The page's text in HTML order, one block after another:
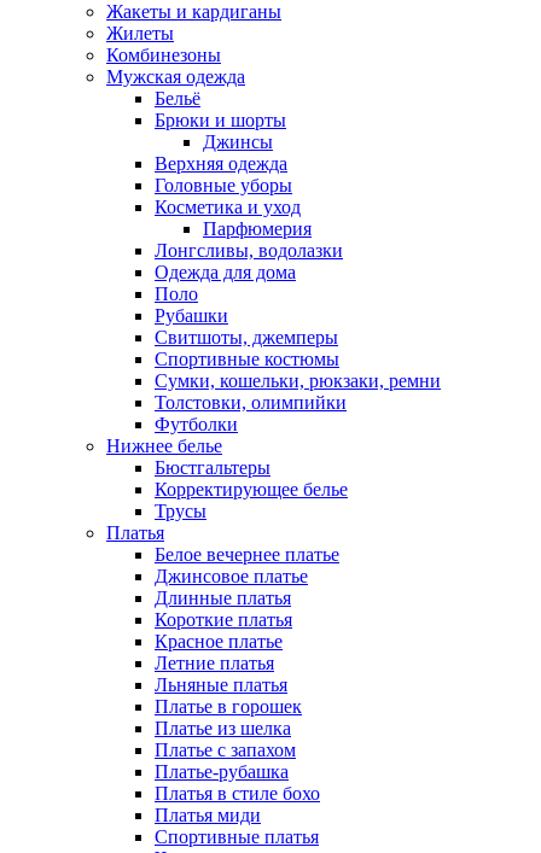
Жакеты и кардиганы
Жилеты
Комбинезоны
Мужская одежда
Бельё
Брюки и шорты
Джинсы
Верхняя одежда
Головные уборы
Косметика и уход
Парфюмерия
Лонгсливы, водолазки
Одежда для дома
Поло
Рубашки
Свитшоты, джемперы
Спортивные костюмы
Сумки, кошельки, рюкзаки, ремни
Толстовки, олимпийки
Футболки
Нижнее белье
Бюстгальтеры
Корректирующее белье
Трусы
Платья
Белое вечернее платье
Джинсовое платье
Длинные платья
Короткие платья
Красное платье
Летние платья
Льняные платья
Платье в горошек
Платье из шелка
Платье с запахом
Платье-рубашка
Платья в стиле бохо
Платья миди
Спортивные платья